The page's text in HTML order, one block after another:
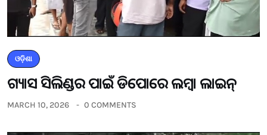
ଓଡ଼ିଶା
ଗ୍ୟାସ ସିଲିଣ୍ଡର ପାଇଁ ଡିପୋରେ ଲମ୍ବା ଲାଇନ୍
MARCH 10, 2026 0 COMMENTS